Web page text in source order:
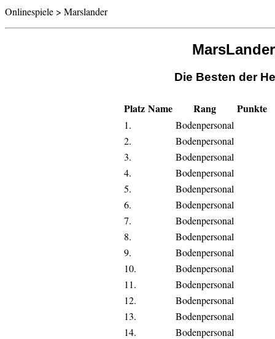
Onlinespiele > Marslander
Die Besten der
Platz Name Rang Punkte
1.
Bodenpersonal
2.
Bodenpersonal
3.
Bodenpersonal
4.
Bodenpersonal
5.
Bodenpersonal
6.
Bodenpersonal
7.
Bodenpersonal
8.
Bodenpersonal
9.
Bodenpersonal
10.
Bodenpersonal
11.
Bodenpersonal
12.
Bodenpersonal
13.
Bodenpersonal
14.
Bodenpersonal